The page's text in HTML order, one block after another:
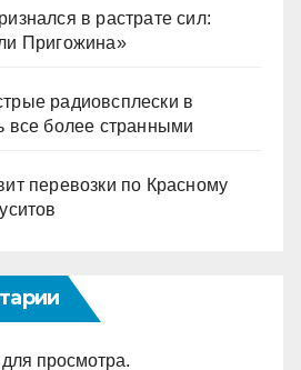
в растрате сил:
Пригожина»
радиовсплески в
все более странными
перевозки по Красному
просмотра.